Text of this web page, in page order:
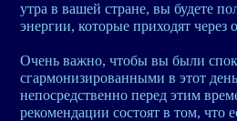
утра в вашей стране, вы будете
энергии, которые приходят через
Очень важно, чтобы вы были
сгармонизированными в этот
непосредственно перед этим
рекомендации состоят в том, что